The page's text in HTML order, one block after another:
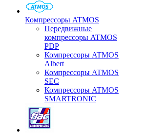
Компрессоры ATMOS
Передвижные
компрессоры ATMOS
PDP
Компрессоры ATMOS
Albert
Компрессоры ATMOS
SEC
Компрессоры ATMOS
SMARTRONIC